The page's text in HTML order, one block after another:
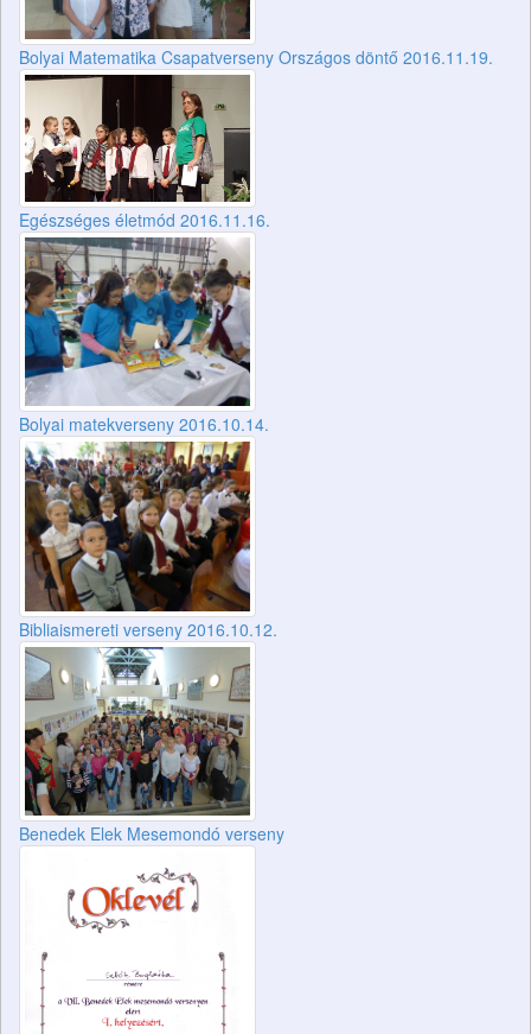
Bolyai Matematika Csapatverseny Országos döntő 2016.11.19.
Egészséges életmód 2016.11.16.
Bolyai matekverseny 2016.10.14.
Bibliaismereti verseny 2016.10.12.
Benedek Elek Mesemondó verseny